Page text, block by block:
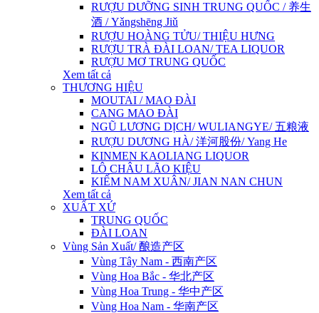
RƯỢU DƯỠNG SINH TRUNG QUỐC / 养生
酒 / Yǎngshēng Jiǔ
RƯỢU HOÀNG TỬU/ THIỆU HƯNG
RƯỢU TRÀ ĐÀI LOAN/ TEA LIQUOR
RƯỢU MƠ TRUNG QUỐC
Xem tất cả
THƯƠNG HIỆU
MOUTAI / MAO ĐÀI
CANG MAO ĐÀI
NGŨ LƯƠNG DỊCH/ WULIANGYE/ 五粮液
RƯỢU DƯƠNG HÀ/ 洋河股份/ Yang He
KINMEN KAOLIANG LIQUOR
LÔ CHÂU LÃO KIỆU
KIẾM NAM XUÂN/ JIAN NAN CHUN
Xem tất cả
XUẤT XỨ
TRUNG QUỐC
ĐÀI LOAN
Vùng Sản Xuất/ 酿造产区
Vùng Tây Nam - 西南产区
Vùng Hoa Bắc - 华北产区
Vùng Hoa Trung - 华中产区
Vùng Hoa Nam - 华南产区